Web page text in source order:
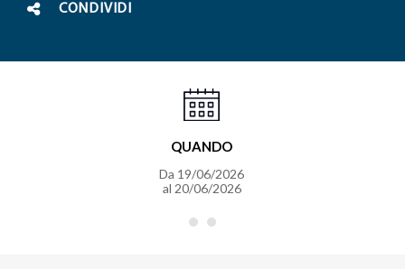
CONDIVIDI
QUANDO
Da 19/06/2026
al 20/06/2026